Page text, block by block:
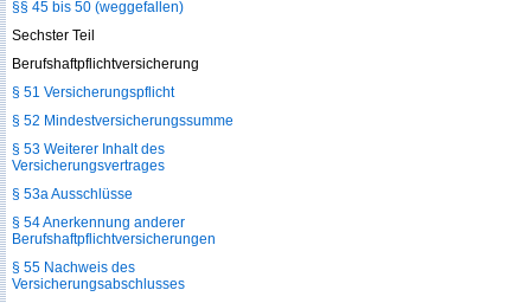
§§ 45 bis 50 (weggefallen)
Sechster Teil
Berufshaftpflichtversicherung
§ 51 Versicherungspflicht
§ 52 Mindestversicherungssumme
§ 53 Weiterer Inhalt des
Versicherungsvertrages
§ 53a Ausschlüsse
§ 54 Anerkennung anderer
Berufshaftpflichtversicherungen
§ 55 Nachweis des
Versicherungsabschlusses